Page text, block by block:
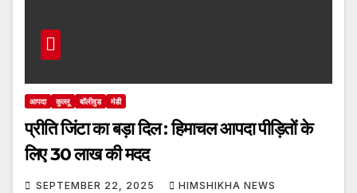
आपदा कुल्लू बॉलीवुड मंडी
प्रीति जिंटा का बड़ा दिल : हिमाचल आपदा पीड़ितों के
लिए 30 लाख की मदद
SEPTEMBER 22, 2025 HIMSHIKHA NEWS